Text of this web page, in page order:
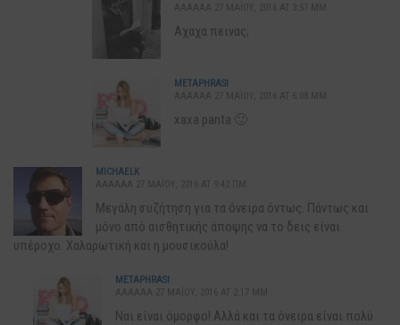
Αχαχα πεινας;
METAPHRASI
xaxa panta 🙂
MICHAELK
Μεγάλη συζήτηση για τα όνειρα όντως. Πάντως και
μόνο από αισθητικής άποψης να το δεις είναι
υπέροχο. Χαλαρωτική και η μουσικούλα!
METAPHRASI
Ναι είναι όμορφο! Αλλά και τα όνειρα είναι πολύ